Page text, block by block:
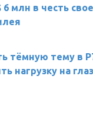
млн в честь
тёмную тему в
нагрузку на